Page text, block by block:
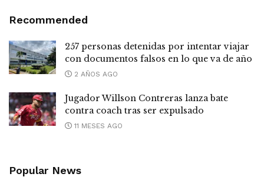
Recommended
257 personas detenidas por intentar viajar
con documentos falsos en lo que va de año
2 AÑOS AGO
Jugador Willson Contreras lanza bate
contra coach tras ser expulsado
11 MESES AGO
Popular News